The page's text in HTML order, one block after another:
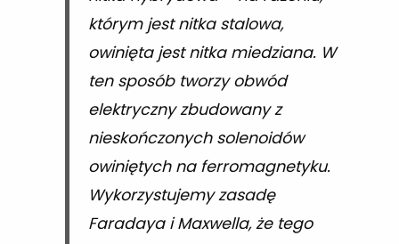
którym jest nitka stalowa,
owinięta jest nitka miedziana. W
ten sposób tworzy obwód
elektryczny zbudowany z
nieskończonych solenoidów
owiniętych na ferromagnetyku.
Wykorzystujemy zasadę
Faradaya i Maxwella, że tego